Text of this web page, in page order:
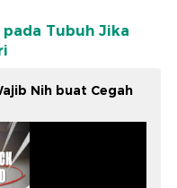
Tubuh Jika
Nih buat Cegah